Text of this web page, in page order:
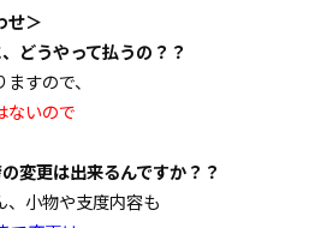
せ＞
どうやって払うの？？
すので、
いので
変更は出来るんですか？？
小物や支度内容も